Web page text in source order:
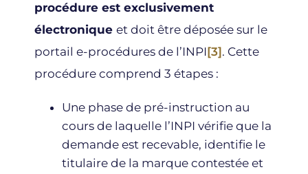
procédure est exclusivement
électronique et doit être déposée sur le
portail e-procédures de l’INPI[3]. Cette
procédure comprend 3 étapes :
Une phase de pré-instruction au
cours de laquelle l’INPI vérifie que la
demande est recevable, identifie le
titulaire de la marque contestée et